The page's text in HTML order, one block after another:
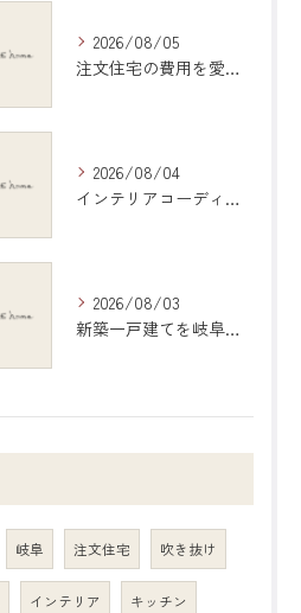
2026/08/05
注文住宅の費用を愛知県江南市で現実的に把握する具体的シミュレーション
2026/08/04
インテリアコーディネートで岐阜県岐阜市の暮らしを彩る具体アイデアと地元デザイン活用術
2026/08/03
新築一戸建てを岐阜県瑞穂市で選ぶ際の相場や移住支援の活用法と将来性を徹底解説
岐阜 注文住宅 吹き抜け
インテリア キッチン